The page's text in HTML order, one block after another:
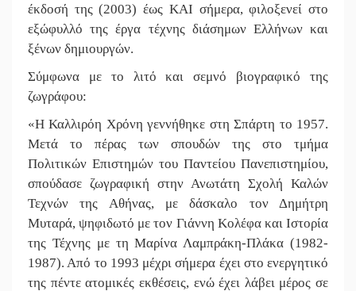
έκδοσή της (2003) έως ΚΑΙ σήμερα, φιλοξενεί στο
εξώφυλλό της έργα τέχνης διάσημων Ελλήνων και
ξένων δημιουργών.
Σύμφωνα με το λιτό και σεμνό βιογραφικό της
ζωγράφου:
«Η Καλλιρόη Χρόνη γεννήθηκε στη Σπάρτη το 1957.
Μετά το πέρας των σπουδών της στο τμήμα
Πολιτικών Επιστημών του Παντείου Πανεπιστημίου,
σπούδασε ζωγραφική στην Ανωτάτη Σχολή Καλών
Τεχνών της Αθήνας, με δάσκαλο τον Δημήτρη
Μυταρά, ψηφιδωτό με τον Γιάννη Κολέφα και Ιστορία
της Τέχνης με τη Μαρίνα Λαμπράκη-Πλάκα (1982-
1987). Από το 1993 μέχρι σήμερα έχει στο ενεργητικό
της πέντε ατομικές εκθέσεις, ενώ έχει λάβει μέρος σε